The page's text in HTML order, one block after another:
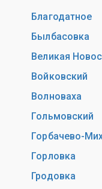
Благодатное
Былбасовка
Великая
Войковский
Волноваха
Гольмовский
Горбачево-
Горловка
Гродовка